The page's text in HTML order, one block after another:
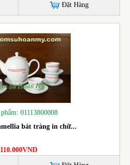
Đặt Hàng
01113800008
bát tràng in chữ...
110.000VND